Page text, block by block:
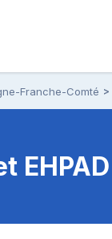
Franche-Comté
EHPAD